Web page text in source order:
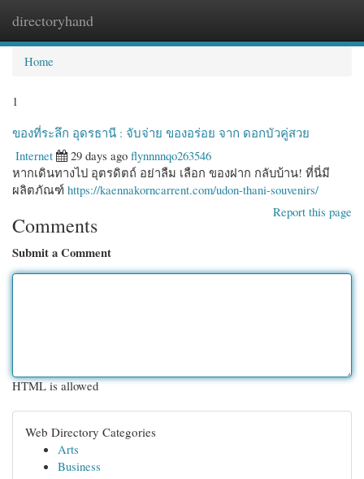
directoryhand
Home
1
ของที่ระลึก อุดรธานี : จับจ่าย ของอร่อย จาก ดอกบัวคู่สวย
Internet
29 days ago flynnnnqo263546
หากเดินทางไป อุตรดิตถ์ อย่าลืม เลือก ของฝาก กลับบ้าน! ที่นี่มี
ผลิตภัณฑ์ https://kaennakorncarrent.com/udon-thani-souvenirs/
Report this page
Comments
Submit a Comment
HTML is allowed
Web Directory Categories
Arts
Business